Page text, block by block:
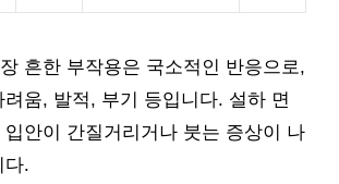
흔한 부작용은 국소적인 반응으로,
움, 발적, 부기 등입니다. 설하 면
입안이 간질거리거나 붓는 증상이 나
다.